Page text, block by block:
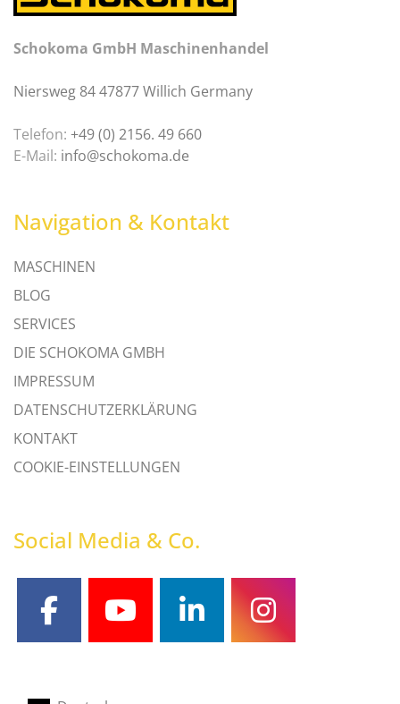
Schokoma GmbH Maschinenhandel
Niersweg 84 47877 Willich Germany
Telefon: +49 (0) 2156. 49 660
E-Mail: info@schokoma.de
Navigation & Kontakt
MASCHINEN
BLOG
SERVICES
DIE SCHOKOMA GMBH
IMPRESSUM
DATENSCHUTZERKLÄRUNG
KONTAKT
COOKIE-EINSTELLUNGEN
Social Media & Co.
facebookyoutubelinkedininstagram